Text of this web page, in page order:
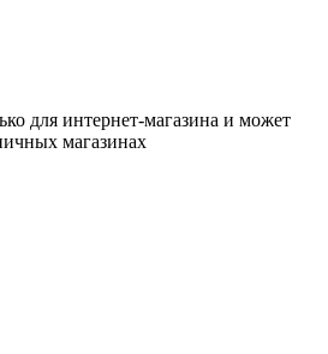
для интернет-магазина и может
магазинах